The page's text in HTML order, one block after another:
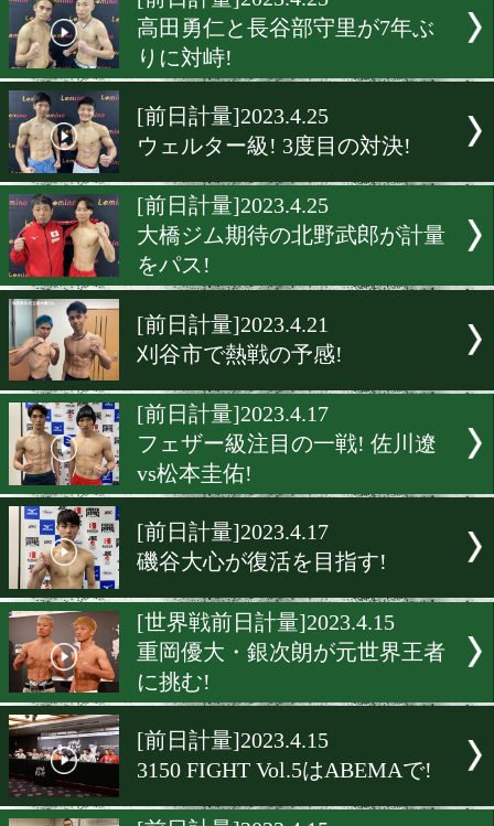
[前日計量]2023.4.25
ライト級注目の一戦! 宇津
vs仲里周磨!
[前日計量]2023.4.25
高田勇仁と長谷部守里が7
りに対峙!
ウェルター級! 3度目の対決
[前日計量]2023.4.25
大橋ジム期待の北野武郎が
をパス!
[前日計量]2023.4.21
刈谷市で熱戦の予感!
[前日計量]2023.4.17
フェザー級注目の一戦! 佐
vs松本圭佑!
[前日計量]2023.4.17